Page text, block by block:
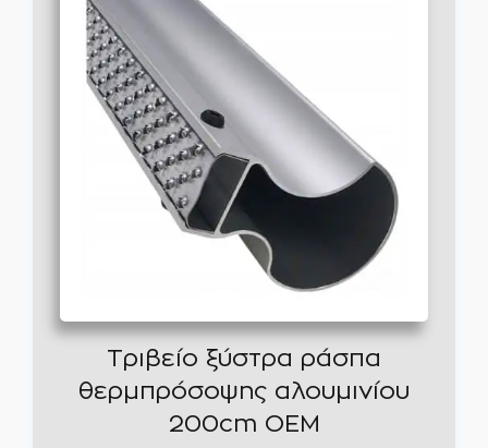
Τριβείο ξύστρα ράσπα
θερμπρόσοψης αλουμινίου
200cm OEM